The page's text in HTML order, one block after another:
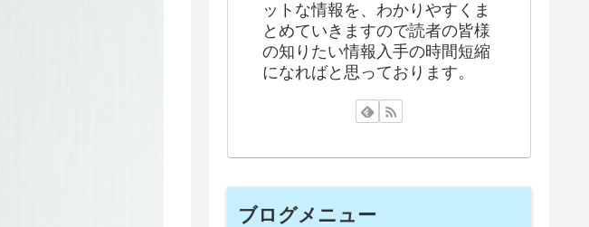
ットな情報を、わかりやすくま
とめていきますので読者の皆様
の知りたい情報入手の時間短縮
になればと思っております。
ブログメニュー